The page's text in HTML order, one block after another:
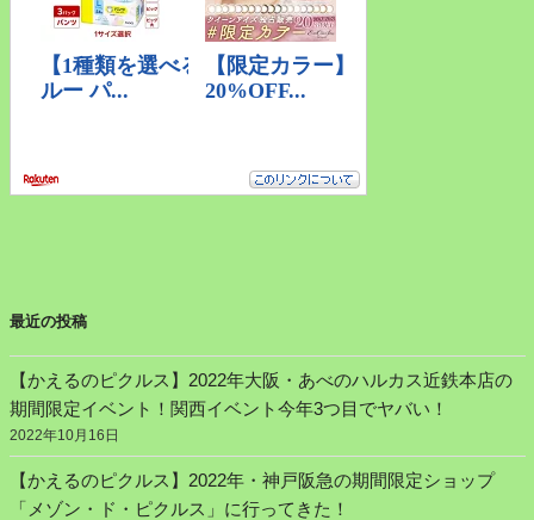
最近の投稿
【かえるのピクルス】2022年大阪・あべのハルカス近鉄本店の
期間限定イベント！関西イベント今年3つ目でヤバい！
2022年10月16日
【かえるのピクルス】2022年・神戸阪急の期間限定ショップ
「メゾン・ド・ピクルス」に行ってきた！